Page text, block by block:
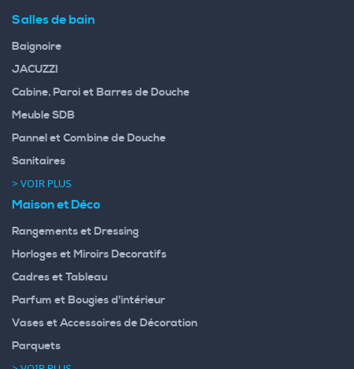
Salles de bain
Baignoire
JACUZZI
Cabine, Paroi et Barres de Douche
Meuble SDB
Pannel et Combine de Douche
Sanitaires
> VOIR PLUS
Maison et Déco
Rangements et Dressing
Horloges et Miroirs Decoratifs
Cadres et Tableau
Parfum et Bougies d'intérieur
Vases et Accessoires de Décoration
Parquets